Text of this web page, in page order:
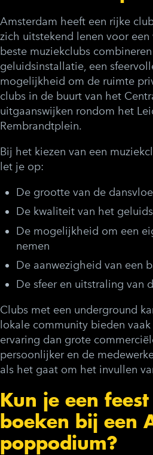
Amsterdam heeft een rijke
zich uitstekend lenen voor
beste muziekclubs
geluidsinstallatie, een
mogelijkheid om de ruimte
clubs in de buurt van het
uitgaanswijken rondom het
Rembrandtplein.
Bij het kiezen van een
let je op:
De grootte van de
De kwaliteit van het
De mogelijkheid om een
nemen
De aanwezigheid van een
De sfeer en uitstraling van
Clubs met een underground
lokale community bieden
ervaring dan grote
persoonlijker en de
als het gaat om het invullen
Kun je een
boeken bij een
poppodium?